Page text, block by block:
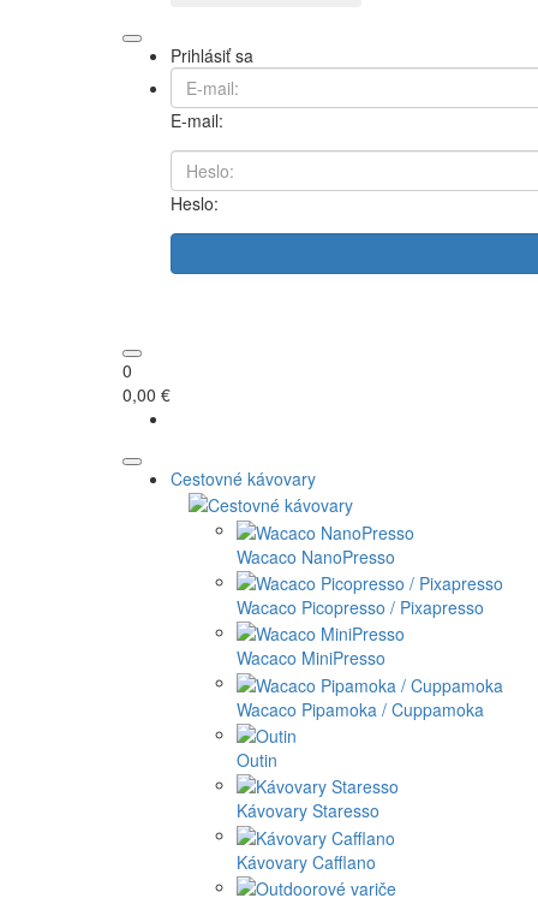
Prihlásiť sa
E-mail:
Heslo:
0
0,00 €
Cestovné kávovary
Wacaco NanoPresso
Wacaco Picopresso / Pixapresso
Wacaco MiniPresso
Wacaco Pipamoka / Cuppamoka
Outin
Kávovary Staresso
Kávovary Cafflano